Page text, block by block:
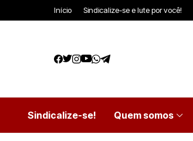
Início Sindicalize-se e lute por você!
Sindicalize-se! Quem somos